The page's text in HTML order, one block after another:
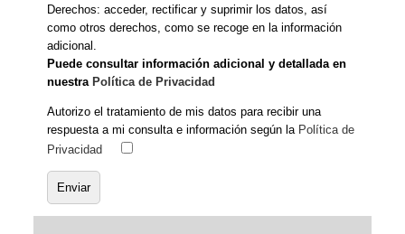
Derechos: acceder, rectificar y suprimir los datos, así
como otros derechos, como se recoge en la información
adicional.
Puede consultar información adicional y detallada en
nuestra Política de Privacidad
Autorizo el tratamiento de mis datos para recibir una
respuesta a mi consulta e información según la Política de
Privacidad